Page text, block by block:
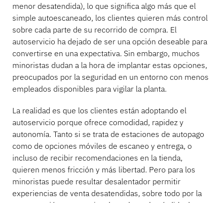
menor desatendida), lo que significa algo más que el
simple autoescaneado, los clientes quieren más control
sobre cada parte de su recorrido de compra. El
autoservicio ha dejado de ser una opción deseable para
convertirse en una expectativa. Sin embargo, muchos
minoristas dudan a la hora de implantar estas opciones,
preocupados por la seguridad en un entorno con menos
empleados disponibles para vigilar la planta.
La realidad es que los clientes están adoptando el
autoservicio porque ofrece comodidad, rapidez y
autonomía. Tanto si se trata de estaciones de autopago
como de opciones móviles de escaneo y entrega, o
incluso de recibir recomendaciones en la tienda,
quieren menos fricción y más libertad. Pero para los
minoristas puede resultar desalentador permitir
experiencias de venta desatendidas, sobre todo por la